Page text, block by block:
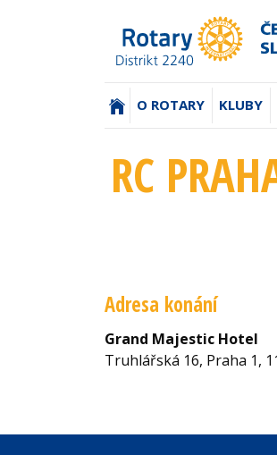
(AKTUÁLNÍ)
O ROTARY KLUBY
RC
Adresa konání
Grand Majestic Hotel
Truhlářská 16, Praha 1,